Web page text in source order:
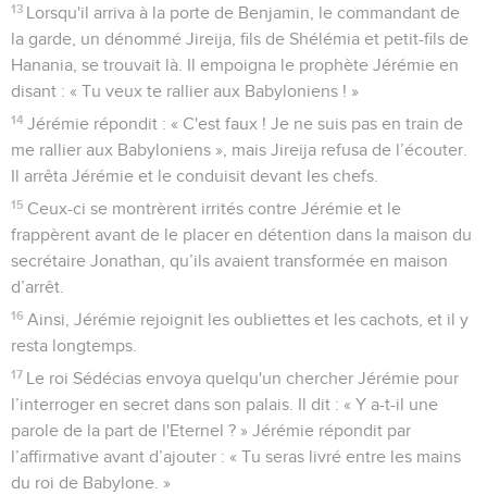
13 Lorsqu'il arriva à la porte de Benjamin, le commandant de
la garde, un dénommé Jireija, fils de Shélémia et petit-fils de
Hanania, se trouvait là. Il empoigna le prophète Jérémie en
disant : « Tu veux te rallier aux Babyloniens ! »
14 Jérémie répondit : « C'est faux ! Je ne suis pas en train de
me rallier aux Babyloniens », mais Jireija refusa de l’écouter.
Il arrêta Jérémie et le conduisit devant les chefs.
15 Ceux-ci se montrèrent irrités contre Jérémie et le
frappèrent avant de le placer en détention dans la maison du
secrétaire Jonathan, qu’ils avaient transformée en maison
d’arrêt.
16 Ainsi, Jérémie rejoignit les oubliettes et les cachots, et il y
resta longtemps.
17 Le roi Sédécias envoya quelqu'un chercher Jérémie pour
l’interroger en secret dans son palais. Il dit : « Y a-t-il une
parole de la part de l'Eternel ? » Jérémie répondit par
l’affirmative avant d’ajouter : « Tu seras livré entre les mains
du roi de Babylone. »